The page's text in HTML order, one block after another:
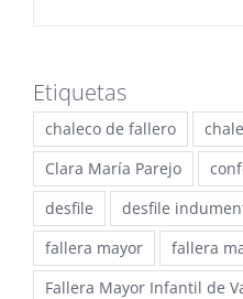
Etiquetas
chaleco de fallero
Clara María Parejo
desfile
desfile
fallera mayor
fallera
Fallera Mayor Infantil de